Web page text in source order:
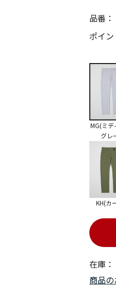
品番：
ポイ
在庫：
MG(ミデ
グレ
KH(カ
商品